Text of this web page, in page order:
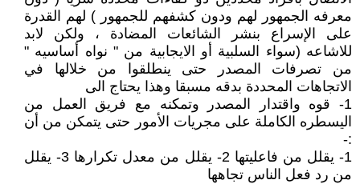
معرفه الجمهور لهم ودون كشفهم للجمهور ) لهم القدرة
على الإسراع بنشر الشائعات المضادة ، ولكن لابد
للاشاعه (سواء السلبية أو الايجابية من " نواه أساسيه "
من تصرفات المصدر حتى ينطلقوا من خلالها في
الاتجاهات المحددة بدقه مسبقا وهذا يحتاج الى
1- قوه واقتدار المصدر وتمكنه مع فريق العمل من
اليسطره الكاملة على مجريات الأمور حتى يتمكن من أن
:-
1- يقلل من فاعليتها 2- يقلل من معدل تكرارها 3- يقلل
من رد فعل الناس تجاهها